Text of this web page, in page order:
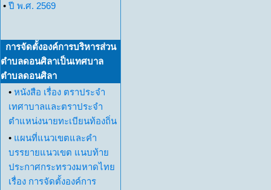
• ปี พ.ศ. 2569
การจัดตั้งองค์การบริหารส่วน
ตำบลดอนศิลาเป็นเทศบาล
ตำบลดอนศิลา
• หนังสือ เรื่อง ตราประจำ
เทศาบาลและตราประจำ
ตำแหน่งนายทะเบียนท้องถิ่น
• แผนที่แนวเขตและคำ
บรรยายแนวเขต แนบท้าย
ประกาศกระทรวงมหาดไทย
เรื่อง การจัดตั้งองค์การ